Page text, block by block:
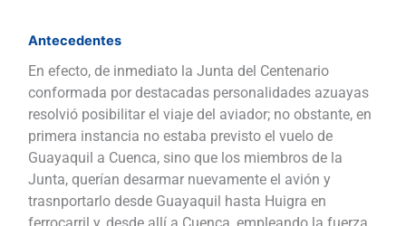
Antecedentes
En efecto, de inmediato la Junta del Centenario
conformada por destacadas personalidades azuayas
resolvió posibilitar el viaje del aviador; no obstante, en
primera instancia no estaba previsto el vuelo de
Guayaquil a Cuenca, sino que los miembros de la
Junta, querían desarmar nuevamente el avión y
trasnportarlo desde Guayaquil hasta Huigra en